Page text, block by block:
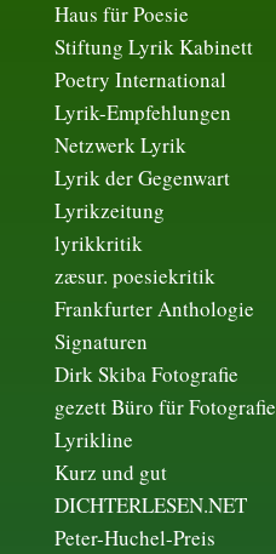
Haus für Poesie
Stiftung Lyrik Kabinett
Poetry International
Lyrik-Empfehlungen
Netzwerk Lyrik
Lyrik der Gegenwart
Lyrikzeitung
lyrikkritik
zæsur. poesiekritik
Frankfurter Anthologie
Signaturen
Dirk Skiba Fotografie
gezett Büro für Fotografie
Lyrikline
Kurz und gut
DICHTERLESEN.NET
Peter-Huchel-Preis